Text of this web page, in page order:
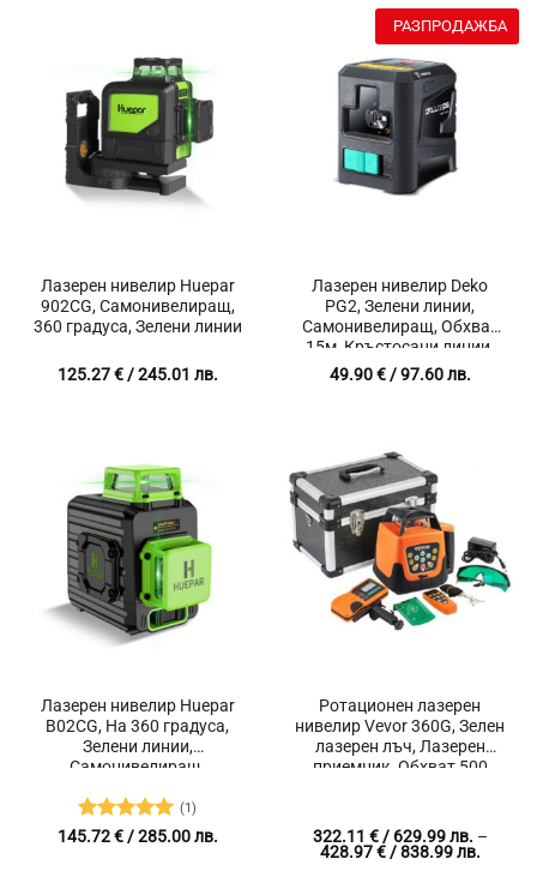
Лазерен нивелир Huepar
902CG, Самонивелиращ,
360 градуса, Зелени линии
125.27€/ 245.01 лв.
Лазерен нивелир Deko
PG2, Зелени линии,
Самонивелиращ, Обхват
15м, Кръстосани линии,
Дебелина на лъча
1.5мм/5м.
49.90€/ 97.60 лв.
РАЗПРОДАЖБА
Лазерен нивелир Huepar
B02CG, На 360 градуса,
Зелени линии,
Самонивелиращ,
Оценено с
(1)
145.72€/ 285.00 лв.
Ротационен лазерен
нивелир Vevor 360G, Зелен
лазерен лъч, Лазерен
приемник, Обхват 500
322.11 €/ 629.99 лв. –
428.97€/ 838.99 лв.